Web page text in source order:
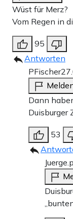
Wüst für Merz?
Vom Regen in
95
Antworten
PFischer
Dann
Duisburger
53